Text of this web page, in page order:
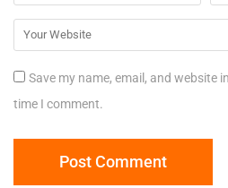
Save my name, email, and website
time I comment.